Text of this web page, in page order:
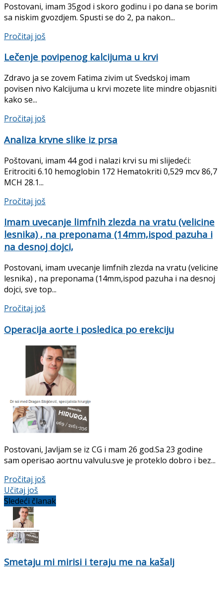
Postovani, imam 35god i skoro godinu i po dana se borim
sa niskim gvozdjem. Spusti se do 2, pa nakon...
Pročitaj još
Lečenje povipenog kalcijuma u krvi
Zdravo ja se zovem Fatima zivim ut Svedskoj imam
povisen nivo Kalcijuma u krvi mozete lite mindre objasniti
kako se...
Pročitaj još
Analiza krvne slike iz prsa
Poštovani, imam 44 god i nalazi krvi su mi slijedeći:
Eritrociti 6.10 hemoglobin 172 Hematokriti 0,529 mcv 86,7
MCH 28.1...
Pročitaj još
Imam uvecanje limfnih zlezda na vratu (velicine
lesnika) , na preponama (14mm,ispod pazuha i
na desnoj dojci,
Postovani, imam uvecanje limfnih zlezda na vratu (velicine
lesnika) , na preponama (14mm,ispod pazuha i na desnoj
dojci, sve top...
Pročitaj još
Operacija aorte i posledica po erekciju
Postovani, Javljam se iz CG i mam 26 god.Sa 23 godine
sam operisao aortnu valvulu.sve je proteklo dobro i bez...
Pročitaj još
Učitaj još
Sledeći članak
Smetaju mi mirisi i teraju me na kašalj